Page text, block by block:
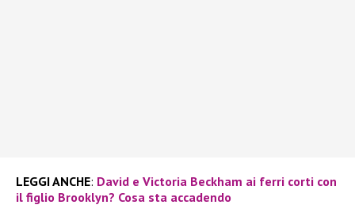
LEGGI ANCHE: David e Victoria Beckham ai ferri corti con
il figlio Brooklyn? Cosa sta accadendo